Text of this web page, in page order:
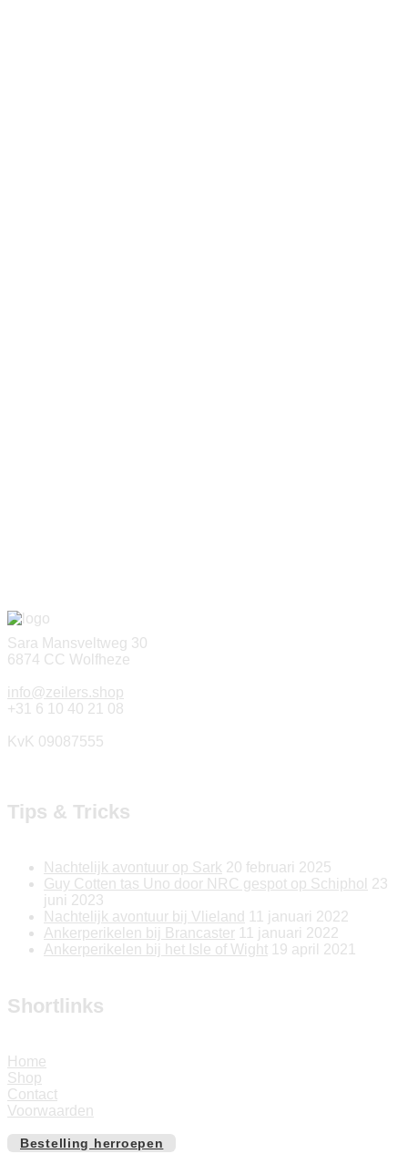
Sara Mansveltweg 30
6874 CC Wolfheze
info@zeilers.shop
+31 6 10 40 21 08
KvK 09087555
Tips & Tricks
Nachtelijk avontuur op Sark 20 februari 2025
Guy Cotten tas Uno door NRC gespot op Schiphol 23
juni 2023
Nachtelijk avontuur bij Vlieland 11 januari 2022
Ankerperikelen bij Brancaster 11 januari 2022
Ankerperikelen bij het Isle of Wight 19 april 2021
Shortlinks
Home
Shop
Contact
Voorwaarden
Bestelling herroepen